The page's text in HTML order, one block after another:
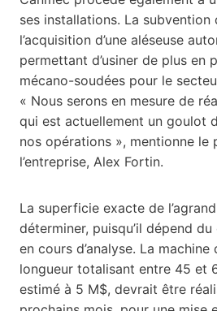
ses installations. La subvention
l’acquisition d’une aléseuse
permettant d’usiner de plus en
mécano-soudées pour le
« Nous serons en mesure de
qui est actuellement un goulot
nos opérations », mentionne le
l’entreprise, Alex Fortin.
La superficie exacte de
déterminer, puisqu’il dépend du
en cours d’analyse. La
longueur totalisant entre 45 et
estimé à 5 M$, devrait être